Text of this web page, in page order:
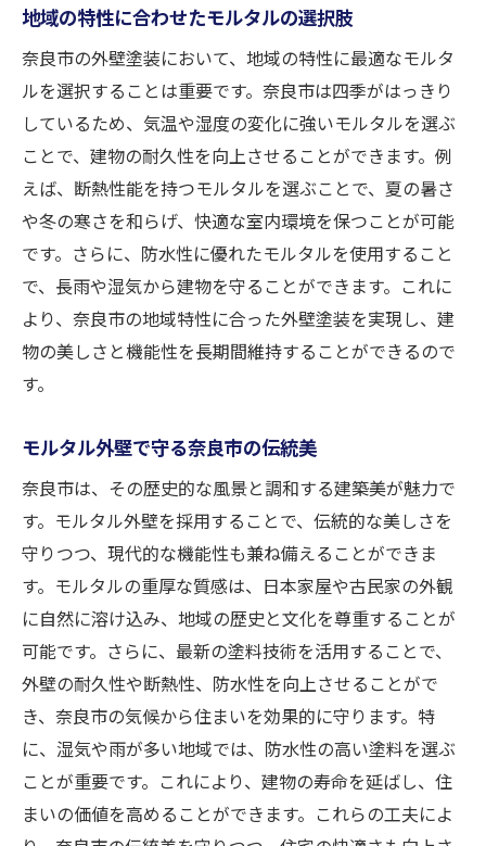
トレンドを取り入れた奈良市のモルタル外
観
奈良市の建物を守るモルタル外壁塗装の耐久性
と美観
モルタルの耐久性が奈良市で支持される理
由
長寿命を実現する奈良市のモルタル塗装
外壁美観を保つ奈良市のモルタル選び
奈良市でのモルタルの耐久性テスト
劣化を防ぐ奈良市のモルタル塗装技術
する方法
モルタルの質感が生む奈良市の風景美
色彩選びが変える奈良市の景観印象
奈良市の自然と調和するモルタルデザイン
モルタル技術で奈良市の景観を際立たせる
景観に溶け込む奈良市のモルタル活用法
奈良市の景観価値を高めるモルタル
奈良市の外壁塗装でモルタルを選ぶ理由とその
魅力
奈良市でのモルタル選びにおけるポイント
伝統的価値を持つ奈良市のモルタルの魅力
地域の特性に合わせたモルタルの選択肢
奈良市の外壁塗装において、地域の特性に最適なモルタ
ルを選択することは重要です。奈良市は四季がはっきり
しているため、気温や湿度の変化に強いモルタルを選ぶ
ことで、建物の耐久性を向上させることができます。例
えば、断熱性能を持つモルタルを選ぶことで、夏の暑さ
や冬の寒さを和らげ、快適な室内環境を保つことが可能
です。さらに、防水性に優れたモルタルを使用すること
で、長雨や湿気から建物を守ることができます。これに
より、奈良市の地域特性に合った外壁塗装を実現し、建
物の美しさと機能性を長期間維持することができるので
す。
モルタル外壁で守る奈良市の伝統美
奈良市は、その歴史的な風景と調和する建築美が魅力で
す。モルタル外壁を採用することで、伝統的な美しさを
守りつつ、現代的な機能性も兼ね備えることができま
す。モルタルの重厚な質感は、日本家屋や古民家の外観
に自然に溶け込み、地域の歴史と文化を尊重することが
可能です。さらに、最新の塗料技術を活用することで、
外壁の耐久性や断熱性、防水性を向上させることがで
き、奈良市の気候から住まいを効果的に守ります。特
に、湿気や雨が多い地域では、防水性の高い塗料を選ぶ
ことが重要です。これにより、建物の寿命を延ばし、住
まいの価値を高めることができます。これらの工夫によ